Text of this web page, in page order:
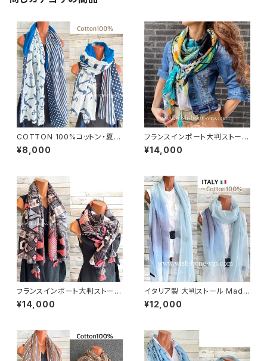
COTTON 100%コットン・夏の
ストール インポート大判ストー
ル ｜通気性・肌触りの良いロン
¥8,000
フランスインポート大判ストー
ル・スクエア調タッセル付き ポリ
エステル ストール・スカーフ｜ア
¥14,000
フランスインポート大判ストー
ル・スクエア調タッセル付き ポリ
エステル ストール・スカーフ｜幾
¥14,000
イタリア製 大判ストール Made
in ITALY COTTON 100% コ
ットン｜ロングストール・心地よ
¥12,000